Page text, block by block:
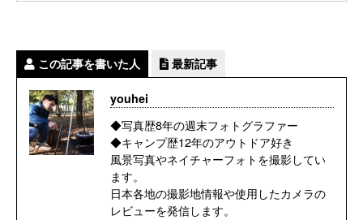
この記事を書いた人 最新記事
youhei
◆写真歴8年の週末フォトグラファー
◆キャンプ歴12年のアウトドア好き
風景写真やネイチャーフォトを撮影してい
ます。
日本各地の撮影地情報や使用したカメラの
レビューを発信します。